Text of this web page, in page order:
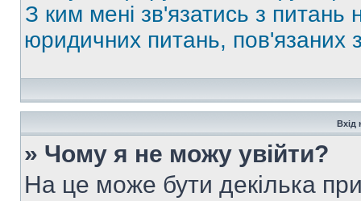
З ким мені зв'язатись з питань
юридичних питань,
Вхід
» Чому я не можу увійти?
На це може бути декілька